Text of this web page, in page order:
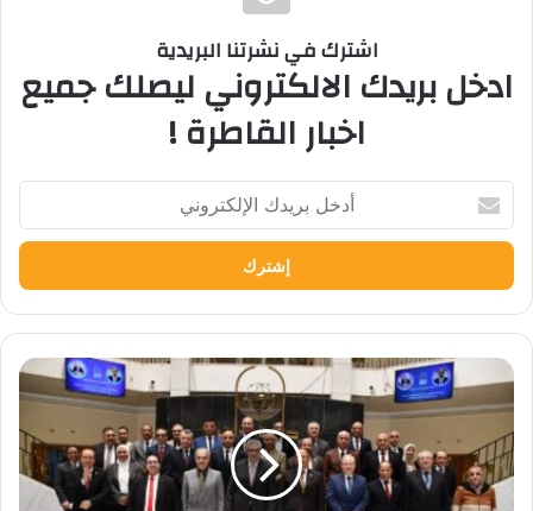
اشترك في نشرتنا البريدية
ادخل بريدك الالكتروني ليصلك جميع
اخبار القاطرة !
بريدك
الإلكتروني
المجلس
الأعلى
لشئون
التعليم
والطلاب
يعقد